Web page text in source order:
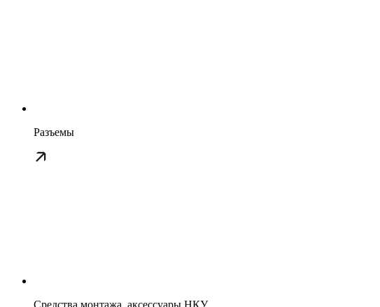
Разъемы
Средства монтажа, аксессуары НКУ